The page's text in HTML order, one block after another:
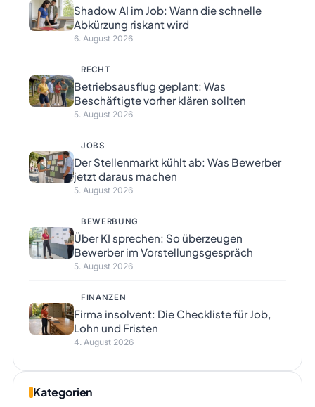
Shadow AI im Job: Wann die schnelle
Abkürzung riskant wird
6. August 2026
RECHT
Betriebsausflug geplant: Was
Beschäftigte vorher klären sollten
5. August 2026
JOBS
Der Stellenmarkt kühlt ab: Was Bewerber
jetzt daraus machen
5. August 2026
BEWERBUNG
Über KI sprechen: So überzeugen
Bewerber im Vorstellungsgespräch
5. August 2026
FINANZEN
Firma insolvent: Die Checkliste für Job,
Lohn und Fristen
4. August 2026
Kategorien